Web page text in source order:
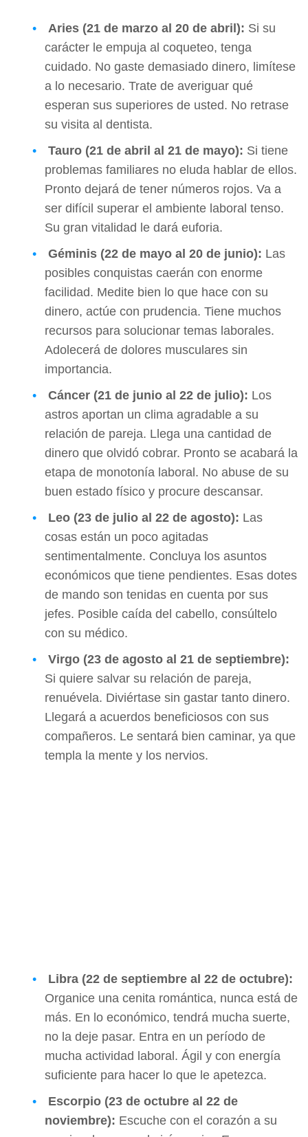
Aries (21 de marzo al 20 de abril): Si su
carácter le empuja al coqueteo, tenga
cuidado. No gaste demasiado dinero, limítese
a lo necesario. Trate de averiguar qué
esperan sus superiores de usted. No retrase
su visita al dentista.
Tauro (21 de abril al 21 de mayo): Si tiene
problemas familiares no eluda hablar de ellos.
Pronto dejará de tener números rojos. Va a
ser difícil superar el ambiente laboral tenso.
Su gran vitalidad le dará euforia.
Géminis (22 de mayo al 20 de junio): Las
posibles conquistas caerán con enorme
facilidad. Medite bien lo que hace con su
dinero, actúe con prudencia. Tiene muchos
recursos para solucionar temas laborales.
Adolecerá de dolores musculares sin
importancia.
Cáncer (21 de junio al 22 de julio): Los
astros aportan un clima agradable a su
relación de pareja. Llega una cantidad de
dinero que olvidó cobrar. Pronto se acabará la
etapa de monotonía laboral. No abuse de su
buen estado físico y procure descansar.
Leo (23 de julio al 22 de agosto): Las
cosas están un poco agitadas
sentimentalmente. Concluya los asuntos
económicos que tiene pendientes. Esas dotes
de mando son tenidas en cuenta por sus
jefes. Posible caída del cabello, consúltelo
con su médico.
Virgo (23 de agosto al 21 de septiembre):
Si quiere salvar su relación de pareja,
renuévela. Diviértase sin gastar tanto dinero.
Llegará a acuerdos beneficiosos con sus
compañeros. Le sentará bien caminar, ya que
templa la mente y los nervios.
Libra (22 de septiembre al 22 de octubre):
Organice una cenita romántica, nunca está de
más. En lo económico, tendrá mucha suerte,
no la deje pasar. Entra en un período de
mucha actividad laboral. Ágil y con energía
suficiente para hacer lo que le apetezca.
Escorpio (23 de octubre al 22 de
noviembre): Escuche con el corazón a su